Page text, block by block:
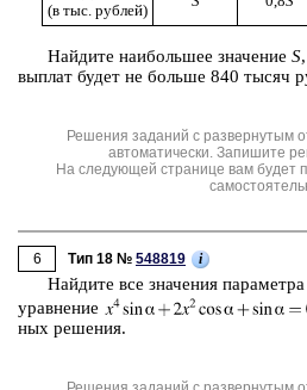
(в тыс. руб­лей)
Най­ди­те наи­боль­шее зна­че­ние S
вы­плат будет не боль­ше 840 тысяч
Решения заданий с развернутым
автоматически. Запишите
На следующей странице вам будет
6 Тип 18 № 548819 i
Най­ди­те все зна­че­ния
урав­не­ние
ных ре­ше­ния.